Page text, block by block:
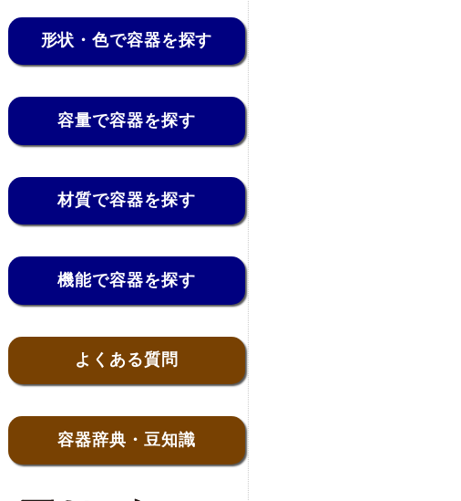
形状・色で容器を探す
容量で容器を探す
材質で容器を探す
機能で容器を探す
よくある質問
容器辞典・豆知識